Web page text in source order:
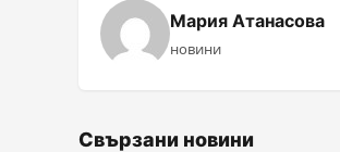
Мария Атанасова
новини
Свързани новини